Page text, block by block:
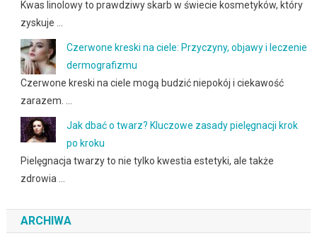
Kwas linolowy to prawdziwy skarb w świecie kosmetyków, który
zyskuje …
Czerwone kreski na ciele: Przyczyny, objawy i leczenie
dermografizmu
Czerwone kreski na ciele mogą budzić niepokój i ciekawość
zarazem. …
Jak dbać o twarz? Kluczowe zasady pielęgnacji krok
po kroku
Pielęgnacja twarzy to nie tylko kwestia estetyki, ale także
zdrowia …
ARCHIWA